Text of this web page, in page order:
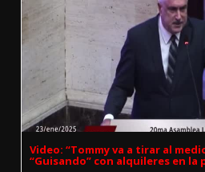
Video: “Tommy va a tirar al
“Guisando” con alquileres en la